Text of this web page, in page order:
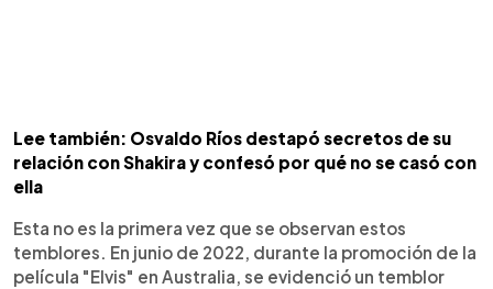
Lee también: Osvaldo Ríos destapó secretos de su
relación con Shakira y confesó por qué no se casó con
ella
Esta no es la primera vez que se observan estos
temblores. En junio de 2022, durante la promoción de la
película "Elvis" en Australia, se evidenció un temblor